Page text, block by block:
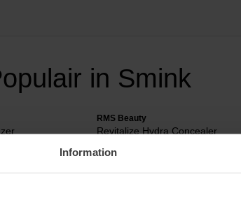
Information
in Smink
RMS Beauty
Revitalize Hydra Concealer